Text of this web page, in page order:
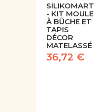
SILIKOMART
- KIT MOULE
À BÛCHE ET
TAPIS
DÉCOR
MATELASSÉ
36,72 €